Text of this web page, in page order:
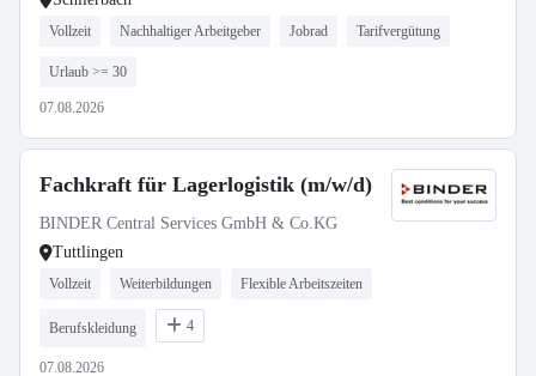
Vollzeit Nachhaltiger Arbeitgeber Jobrad Tarifvergütung
Urlaub >= 30
07.08.2026
Fachkraft für Lagerlogistik (m/w/d)
BINDER Central Services GmbH & Co.KG
Tuttlingen
Vollzeit Weiterbildungen Flexible Arbeitszeiten
Berufskleidung 4
07.08.2026